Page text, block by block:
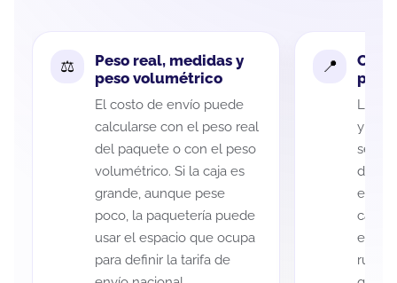
Peso real, medidas y
peso volumétrico
El costo de envío puede
calcularse con el peso real
del paquete o con el peso
volumétrico. Si la caja es
grande, aunque pese
poco, la paquetería puede
usar el espacio que ocupa
para definir la tarifa de
La
y
de
cada
es
ruta